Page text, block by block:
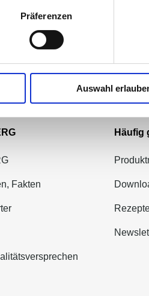
Präferenzen
Auswahl
Fakten
Häufig